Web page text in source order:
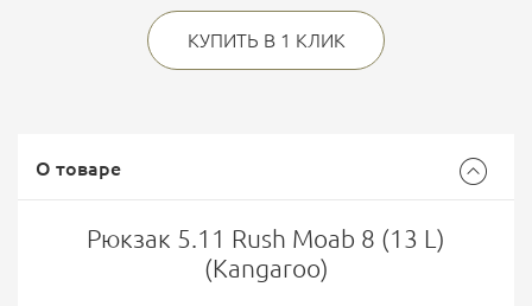
КУПИТЬ В 1 КЛИК
О товаре
Рюкзак 5.11 Rush Moab 8 (13 L)
(Kangaroo)